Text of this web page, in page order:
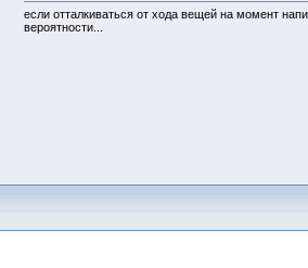
если отталкиваться от хода вещей на момент
вероятности...